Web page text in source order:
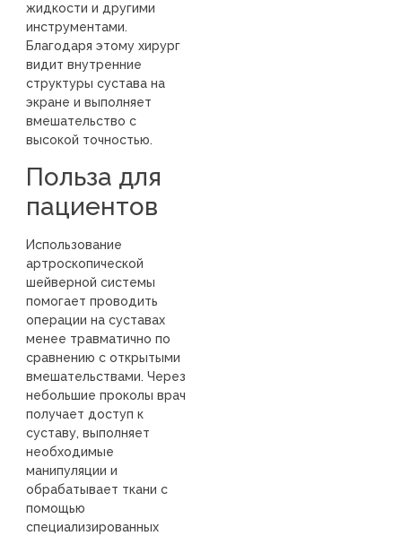
жидкости и другими
инструментами.
Благодаря этому хирург
видит внутренние
структуры сустава на
экране и выполняет
вмешательство с
высокой точностью.
Польза для
пациентов
Использование
артроскопической
шейверной системы
помогает проводить
операции на суставах
менее травматично по
сравнению с открытыми
вмешательствами. Через
небольшие проколы врач
получает доступ к
суставу, выполняет
необходимые
манипуляции и
обрабатывает ткани с
помощью
специализированных